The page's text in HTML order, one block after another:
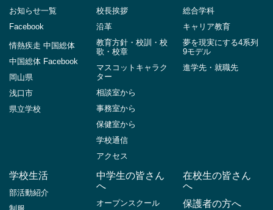
お知らせ一覧
Facebook
情熱疾走 中国総体
中国総体 Facebook
岡山県
浅口市
県立学校
校長挨拶
沿革
教育方針・校訓・校
歌・校章
マスコットキャラク
ター
相談室から
事務室から
保健室から
学校通信
アクセス
総合学科
キャリア教育
夢を現実にする4系列
9モデル
進学先・就職先
学校生活
部活動紹介
中学生の皆さん
へ
オープンスクール
在校生の皆さん
へ
保護者の方へ